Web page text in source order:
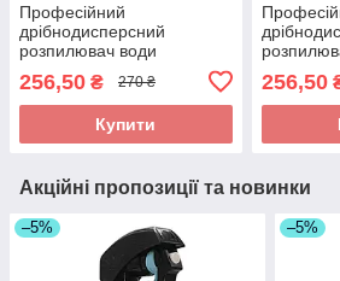
Професійний
дрібнодисперсний
розпилювач води
"LONGER SPRAY" об'ємом
300 мл різнокольоровий.
Арт.: LS-300
256,50 ₴ 270 ₴
Купити
300 мл
Арт.:LS-
256,50
Акційні пропозиції та новинки
–5% –5%